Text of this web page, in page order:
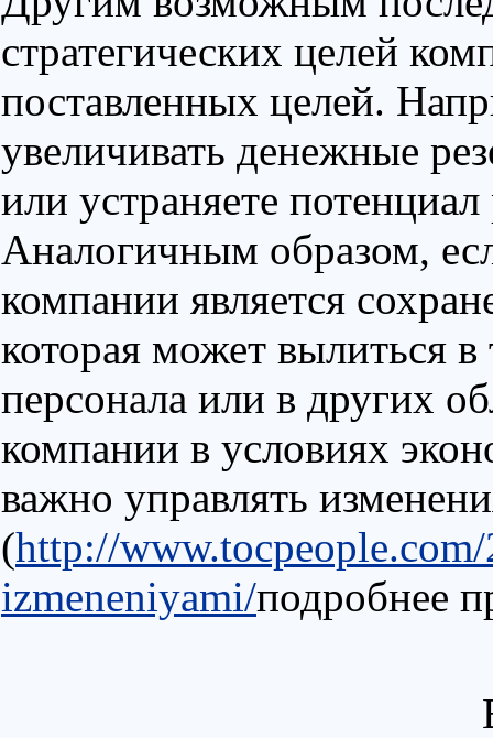
стратегических целей
поставленных целей.
увеличивать денежные
или устраняете
Аналогичным образом,
компании является
которая может вылиться
персонала или в других
компании в условиях
важно управлять
(http://
izmeneniyami/подробнее